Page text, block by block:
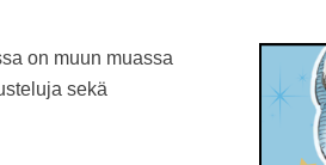
on muun muassa
sekä